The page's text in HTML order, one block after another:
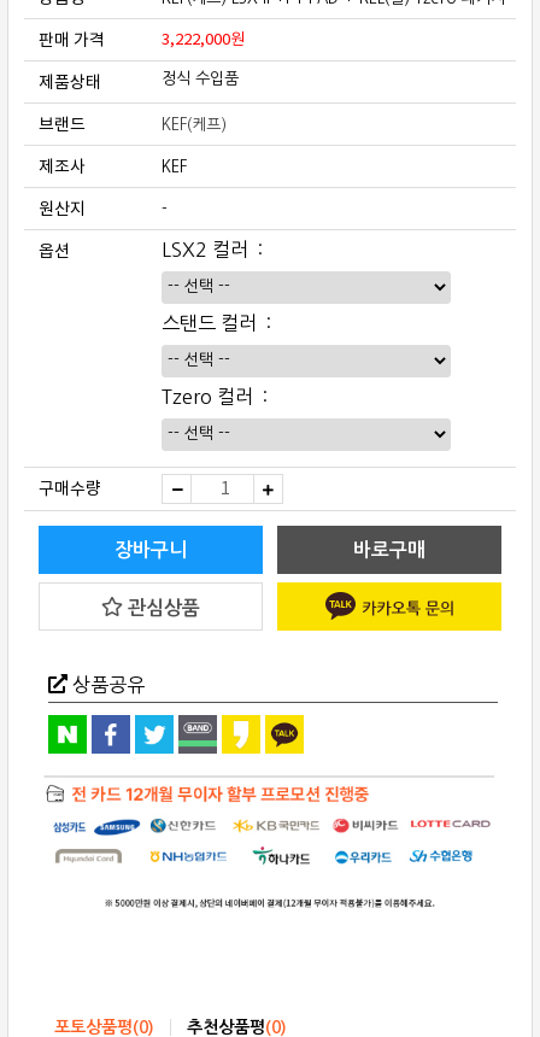
판매 가격 3,222,000원
제품상태 정식 수입품
브랜드 KEF(케프)
제조사 KEF
원산지 -
옵션 LSX2 컬러
스탠드 컬러
Tzero 컬러
구매수량
LSX
II
+P1
PAD
+
Tzero
패
장바구니 바로구매
관심상품
상품공유
포토상품평(0) 추천상품평(0)